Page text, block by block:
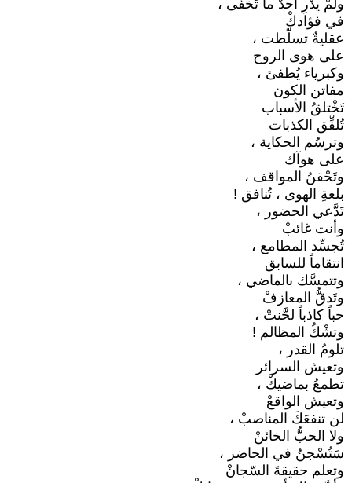
ولمْ يدْرِ أحدٌ ما تَخفَّى ،
في فؤادكْ
عقليةٌ تسلّطت ،
على هوى الروح
وكبرياء يُطفئ ،
مفاتن الكون
تَخْتلقُ الأسباب
تُلفِّق الكذبات
وترسُم الحكاية ،
على هوآك
وتَحْقنُ المواقف ،
بلغةِ الهوى ، تُنافق !
تَدَّعي الحضور ،
وأنت غائبْ
تُجسِّد المطامع ،
انتقاماً للسابق
وتتمسَّك بالماضي ،
وتَدقُّ المعازفْ
حباً كاذباً لحَّنتْ ،
وتشْكُ المظالم !
تلومُ القدر ،
وتعيش السرائر
تطمعُ بماضيكْ ،
وتعيش الواقعْ
لن تنفعَكَ المناصبْ ،
ولا الحبُّ الخائنْ
سَتُسْجنُ في الحاضر ،
وتعلم حقيقةَ السّجانْ